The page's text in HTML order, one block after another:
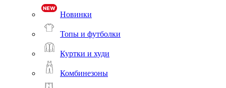
Новинки
Топы и футболки
Куртки и худи
Комбинезоны